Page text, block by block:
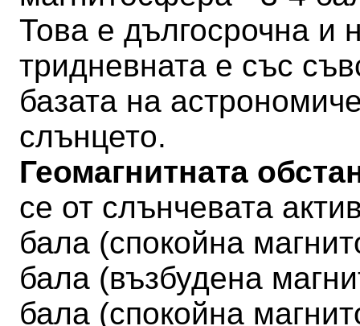
Това е дългосрочна и
тридневната е със
базата на
слънцето.
Геомагнитната
се от слънчевата
бала (спокойна
бала (възбудена
бала (спокойна